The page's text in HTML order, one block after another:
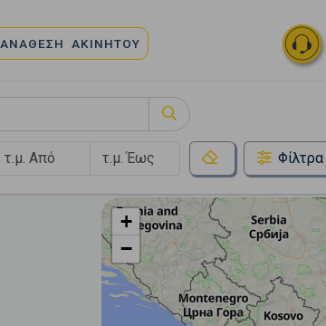
ΑΝΑΘΕΣΗ ΑΚΙΝΗΤΟΥ
Φίλτρα
+
−